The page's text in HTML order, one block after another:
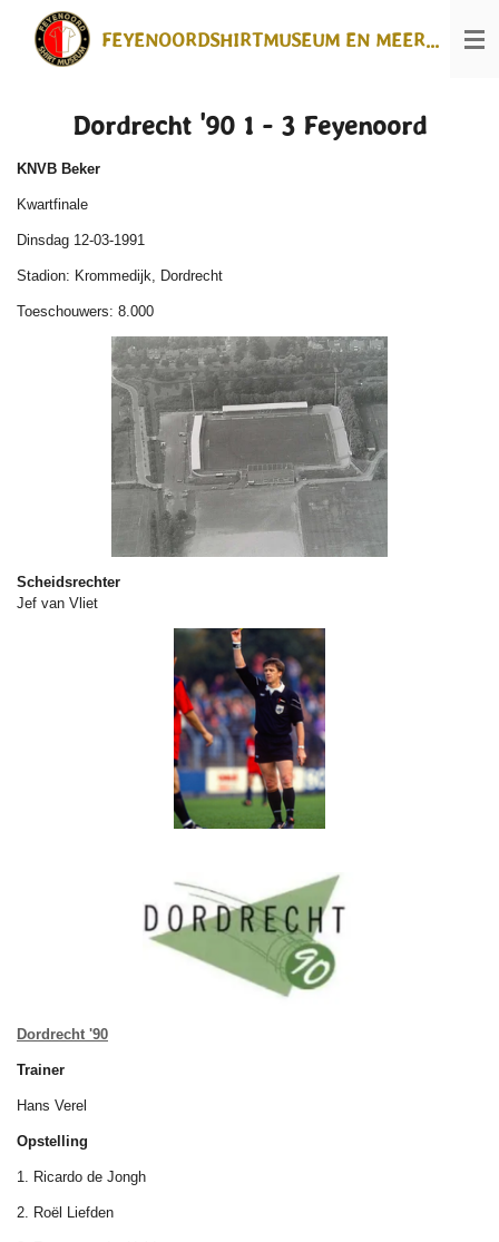
direct
FEYENOORDSHIRTMUSEUM EN MEER...
Dordrecht '90 1 - 3 Feyenoord
KNVB Beker
Kwartfinale
Dinsdag 12-03-1991
Stadion: Krommedijk, Dordrecht
Toeschouwers: 8.000
Scheidsrechter
Jef van Vliet
Dordrecht '90
Trainer
Hans Verel
Opstelling
1. Ricardo de Jongh
2. Roël Liefden